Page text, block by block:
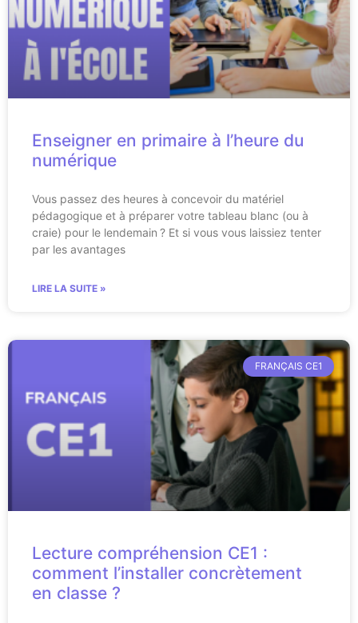
Enseigner en primaire à l’heure du
numérique
Vous passez des heures à concevoir du matériel
pédagogique et à préparer votre tableau blanc (ou à
craie) pour le lendemain ? Et si vous vous laissiez tenter
par les avantages
LIRE LA SUITE »
FRANÇAIS CE1
Lecture compréhension CE1 :
comment l’installer concrètement
en classe ?